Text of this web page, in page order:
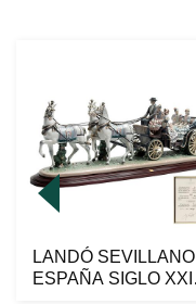
LANDÓ SEVILLANO
ESPAÑA SIGLO XXI